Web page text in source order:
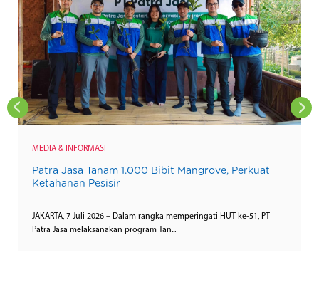
MEDIA & INFORMASI
Patra Jasa Tanam 1.000 Bibit Mangrove, Perkuat
Ketahanan Pesisir
JAKARTA, 7 Juli 2026 – Dalam rangka memperingati HUT ke-51, PT
Patra Jasa melaksanakan program Tan...